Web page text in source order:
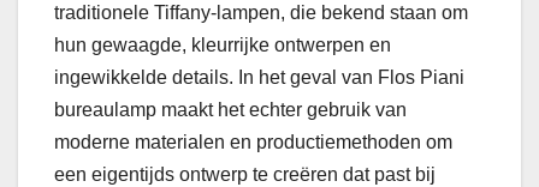
traditionele Tiffany-lampen, die bekend staan om
hun gewaagde, kleurrijke ontwerpen en
ingewikkelde details. In het geval van Flos Piani
bureaulamp maakt het echter gebruik van
moderne materialen en productiemethoden om
een ​​eigentijds ontwerp te creëren dat past bij